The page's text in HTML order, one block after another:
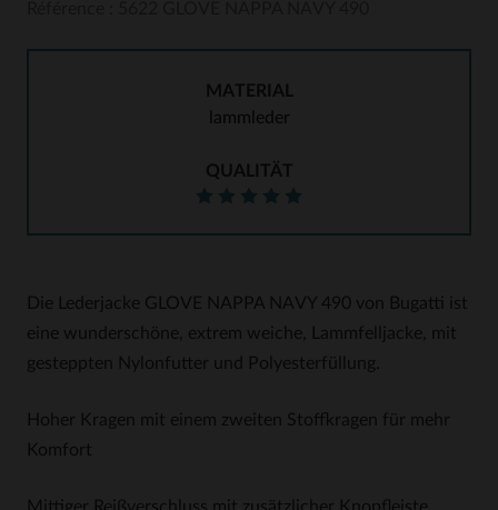
MATERIAL
lammleder
QUALITÄT
Die Lederjacke GLOVE NAPPA NAVY 490 von Bugatti ist
eine wunderschöne, extrem weiche, Lammfelljacke, mit
gesteppten Nylonfutter und Polyesterfüllung.
Hoher Kragen mit einem zweiten Stoffkragen für mehr
Komfort